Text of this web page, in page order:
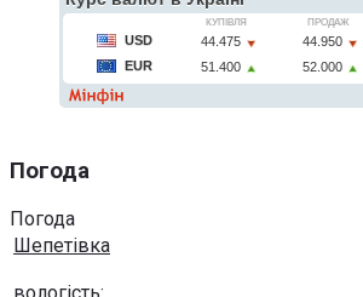
Погода
Погода
Шепетівка